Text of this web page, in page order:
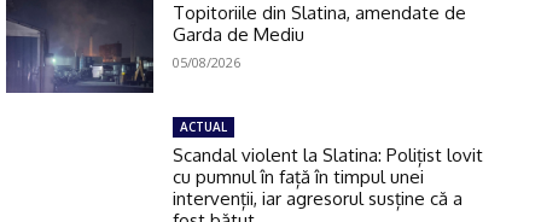
Topitoriile din Slatina, amendate de
Garda de Mediu
05/08/2026
ACTUAL
Scandal violent la Slatina: Polițist lovit
cu pumnul în față în timpul unei
intervenții, iar agresorul susține că a